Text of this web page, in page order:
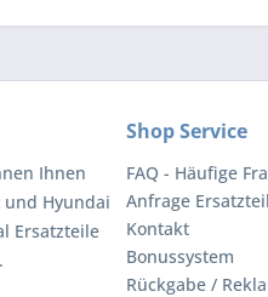
Ihnen
und Hyundai
Ersatzteile
Shop Service
FAQ - Häufige
Anfrage
Kontakt
Bonussystem
Rückgabe /